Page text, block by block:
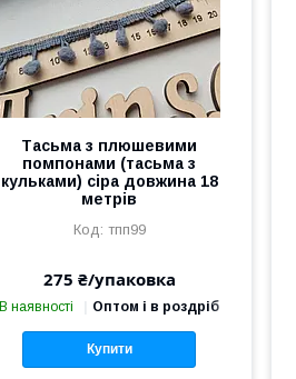
Тасьма з плюшевими
помпонами (тасьма з
кульками) сіра довжина 18
метрів
тпп99
275 ₴/упаковка
В наявності Оптом і в роздріб
Купити